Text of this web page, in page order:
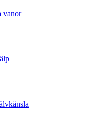
vanor